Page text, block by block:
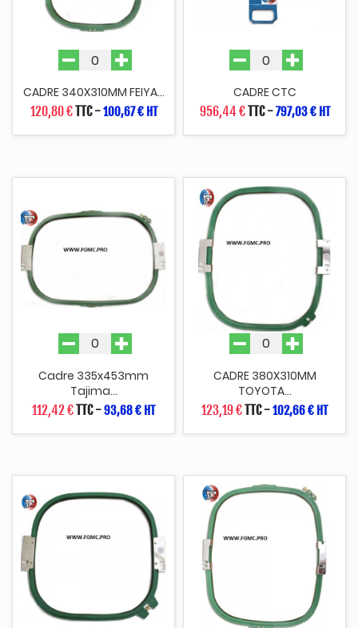
CADRE 340X310MM FEIYA...
120,80 €TTC-100,67 € HT
CADRE CTC
956,44 €TTC-797,03 € HT
Cadre 335x453mm
Tajima...
112,42 €TTC-93,68 € HT
CADRE 380X310MM
TOYOTA...
123,19 €TTC-102,66 € HT